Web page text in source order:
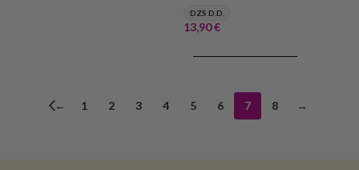
DZS D.D.
13,90€
← 1 2 3 4 5 6 7 8 →